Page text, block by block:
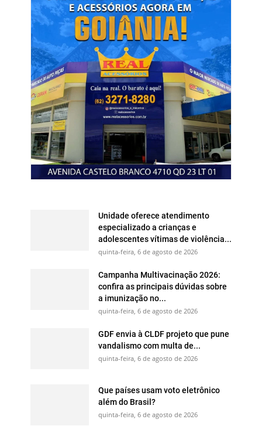
Unidade oferece atendimento
especializado a crianças e
adolescentes vítimas de violência...
quinta-feira, 6 de agosto de 2026
Campanha Multivacinação 2026:
confira as principais dúvidas sobre
a imunização no...
quinta-feira, 6 de agosto de 2026
GDF envia à CLDF projeto que pune
vandalismo com multa de...
quinta-feira, 6 de agosto de 2026
Que países usam voto eletrônico
além do Brasil?
quinta-feira, 6 de agosto de 2026